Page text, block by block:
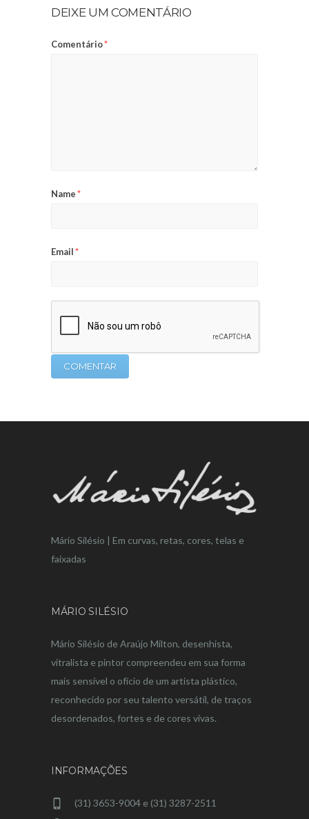
DEIXE UM COMENTÁRIO
Comentário*
Name*
Email*
Mário Silésio | Em curvas, retas, cores, telas e
faixadas
MÁRIO SILÉSIO
Mário Silésio de Araújo Milton, desenhista,
vitralista e pintor compreendeu em sua forma
mais sensível o ofício de um artista plástico,
reconhecido por seu talento versátil, de traços
desordenados, fortes e de cores vivas.
INFORMAÇÕES
(31) 3653-9004 e (31) 3287-2511